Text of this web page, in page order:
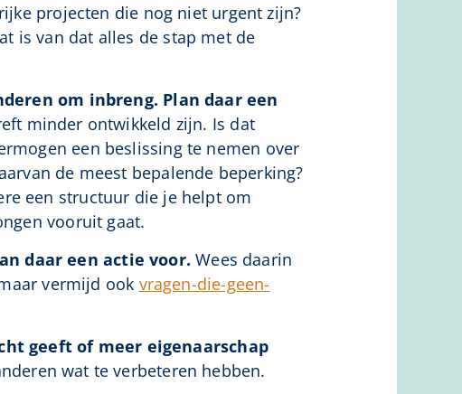
projecten die nog niet urgent zijn?
is van dat alles de stap met de
om inbreng. Plan daar een
minder ontwikkeld zijn. Is dat
een beslissing te nemen over
de meest bepalende beperking?
een structuur die je helpt om
vooruit gaat.
daar een actie voor.Wees daarin
vermijd ook vragen-die-geen-
geeft of meer eigenaarschap
wat te verbeteren hebben.